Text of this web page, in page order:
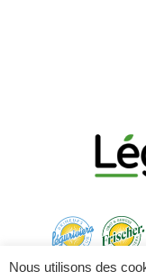
Nous utilisons des